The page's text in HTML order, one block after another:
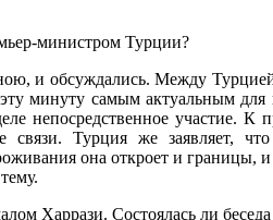
минист­ром Турции?
и обсужда­лись. Между
минуту самым акту­альным для
непосредственное уча­стие.
Тур­ция же заявляет,
она от­кроет и границы,
Харрази. Со­стоялась ли